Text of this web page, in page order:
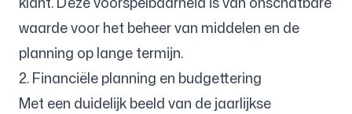
waarde voor het beheer van middelen en de
planning op lange termijn.
2. Financiële planning en budgettering
Met een duidelijk beeld van de jaarlijkse